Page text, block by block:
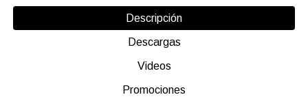
Descripción
Descargas
Videos
Promociones